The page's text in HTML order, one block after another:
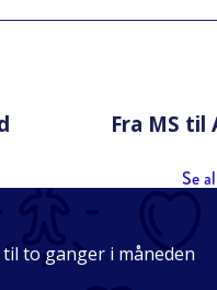
Fra MS til
Se
to ganger i måneden